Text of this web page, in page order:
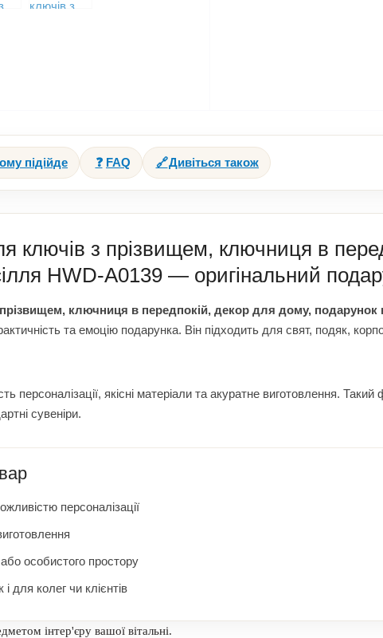
підійде ❓ FAQ 🔗Дивіться також
ключів з прізвищем, ключниця в
HWD-A0139 — оригінальний
ключниця в передпокій, декор для дому, подарунок
та емоцію подарунка. Він підходить для свят, подяк,
персоналізації, якісні матеріали та акуратне виготовлення.
сувеніри.
персоналізації
особистого простору
для колег чи клієнтів
інтер'єру вашої вітальні.